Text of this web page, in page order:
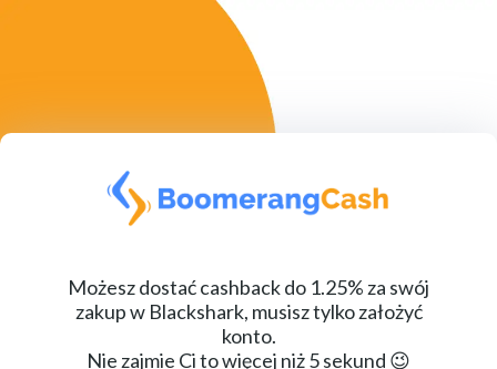
Możesz dostać cashback do 1.25% za swój
zakup w Blackshark, musisz tylko założyć
konto.
Nie zajmie Ci to więcej niż 5 sekund 😉